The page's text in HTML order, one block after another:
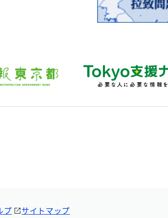
プ サイトマップ